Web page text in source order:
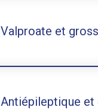
Valproate et
Antiépileptique et